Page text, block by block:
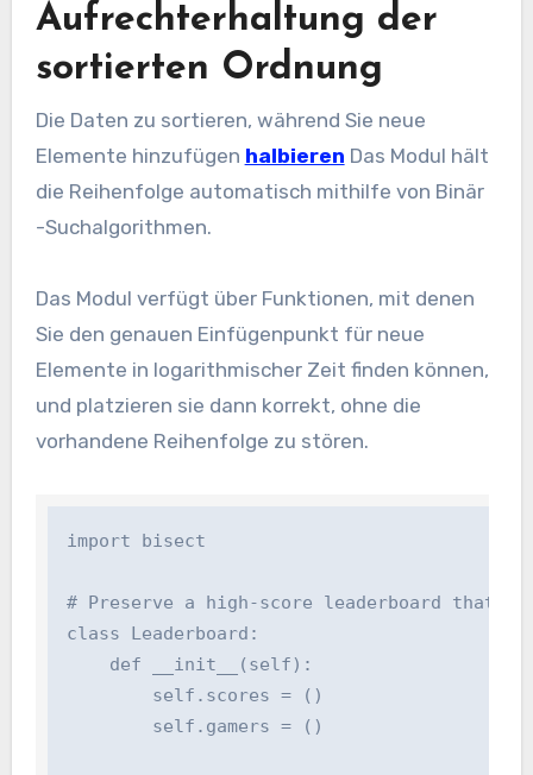
Aufrechterhaltung der
sortierten Ordnung
Die Daten zu sortieren, während Sie neue
Elemente hinzufügen halbieren Das Modul hält
die Reihenfolge automatisch mithilfe von Binär
-Suchalgorithmen.
Das Modul verfügt über Funktionen, mit denen
Sie den genauen Einfügenpunkt für neue
Elemente in logarithmischer Zeit finden können,
und platzieren sie dann korrekt, ohne die
vorhandene Reihenfolge zu stören.
import bisect
# Preserve a high-score leaderboard that
class Leaderboard:
    def __init__(self):
        self.scores = ()
        self.gamers = ()